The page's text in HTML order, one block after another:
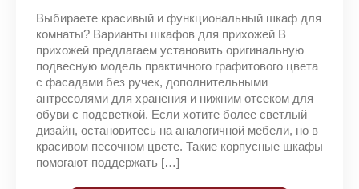
Выбираете красивый и функциональный шкаф для
комнаты? Варианты шкафов для прихожей В
прихожей предлагаем установить оригинальную
подвесную модель практичного графитового цвета
с фасадами без ручек, дополнительными
антресолями для хранения и нижним отсеком для
обуви с подсветкой. Если хотите более светлый
дизайн, остановитесь на аналогичной мебели, но в
красивом песочном цвете. Такие корпусные шкафы
помогают поддержать […]